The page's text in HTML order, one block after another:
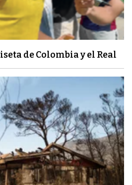
de Colombia y el Real